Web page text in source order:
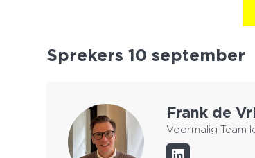
Sprekers 10 september
Frank de
Voormalig Team